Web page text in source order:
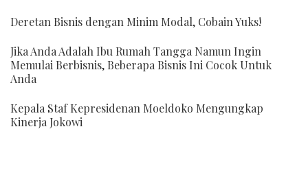
Deretan Bisnis dengan Minim Modal, Cobain Yuks!
Jika Anda Adalah Ibu Rumah Tangga Namun Ingin
Memulai Berbisnis, Beberapa Bisnis Ini Cocok Untuk
Anda
Kepala Staf Kepresidenan Moeldoko Mengungkap
Kinerja Jokowi